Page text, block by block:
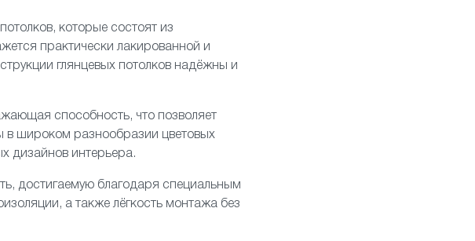
которые состоят из
практически лакированной и
глянцевых потолков надёжны и
способность, что позволяет
в широком разнообразии цветовых
дизайнов интерьера.
достигаемую благодаря специальным
а также лёгкость монтажа без